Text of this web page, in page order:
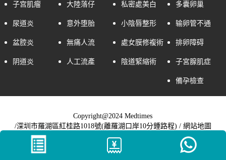
子宫肌瘤
尿道炎
盆腔炎
阴道炎
大陸落仔
意外堕胎
無痛人流
人工流產
私密處美白
小陰唇整形
處女膜修複術
陰道緊縮術
多囊卵巢
输卵管不通
排卵障碍
子宮腺肌症
備孕檢查
Copyright@2024 Medtimes
/深圳市羅湖區紅桂路1018號(離羅湖口岸10分鍾路程) / 網站地圖